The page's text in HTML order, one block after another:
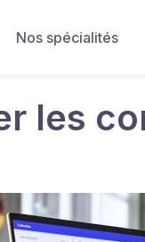
Nos spécialités
les